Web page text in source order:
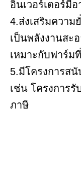
อินเวอร์เตอร์มี
4.ส่งเสริมความ
เป็นพลังงานสะ
เหมาะกับฟาร์ม
5.มีโครงการส
เช่น โครงการ
ภาษี